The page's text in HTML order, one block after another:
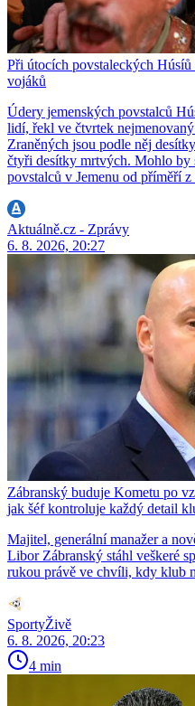
Při útocích povstaleckých Húsíů
vojáků
Údery jemenských povstalců
lidí, řekl ve čtvrtek
Zraněných jsou podle něj
čtyři desítky mrtvých. Mohlo by
povstalců v Jemenu od příměří
Aktuálně.cz - Zprávy
6. 8. 2026, 20:27
Zábranský buduje Kometu po
jak šéf kontroluje každý detail
Majitel, generální manažer a
Libor Zábranský stáhl veškeré
rukou právě ve chvíli, kdy klub
SportyŽivě
6. 8. 2026, 20:23
4 min